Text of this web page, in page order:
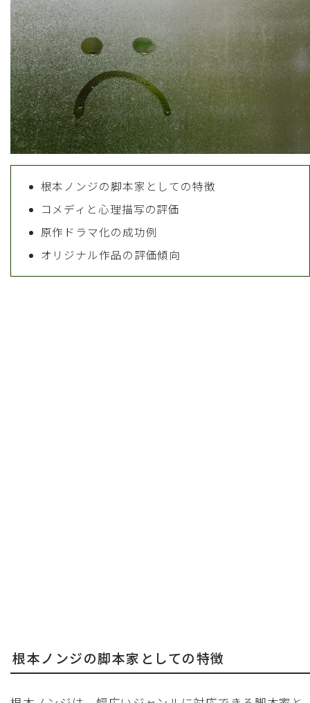
根本ノンジの脚本家としての特徴
コメディと心理描写の評価
原作ドラマ化の成功例
オリジナル作品の評価傾向
根本ノンジの脚本家としての特徴